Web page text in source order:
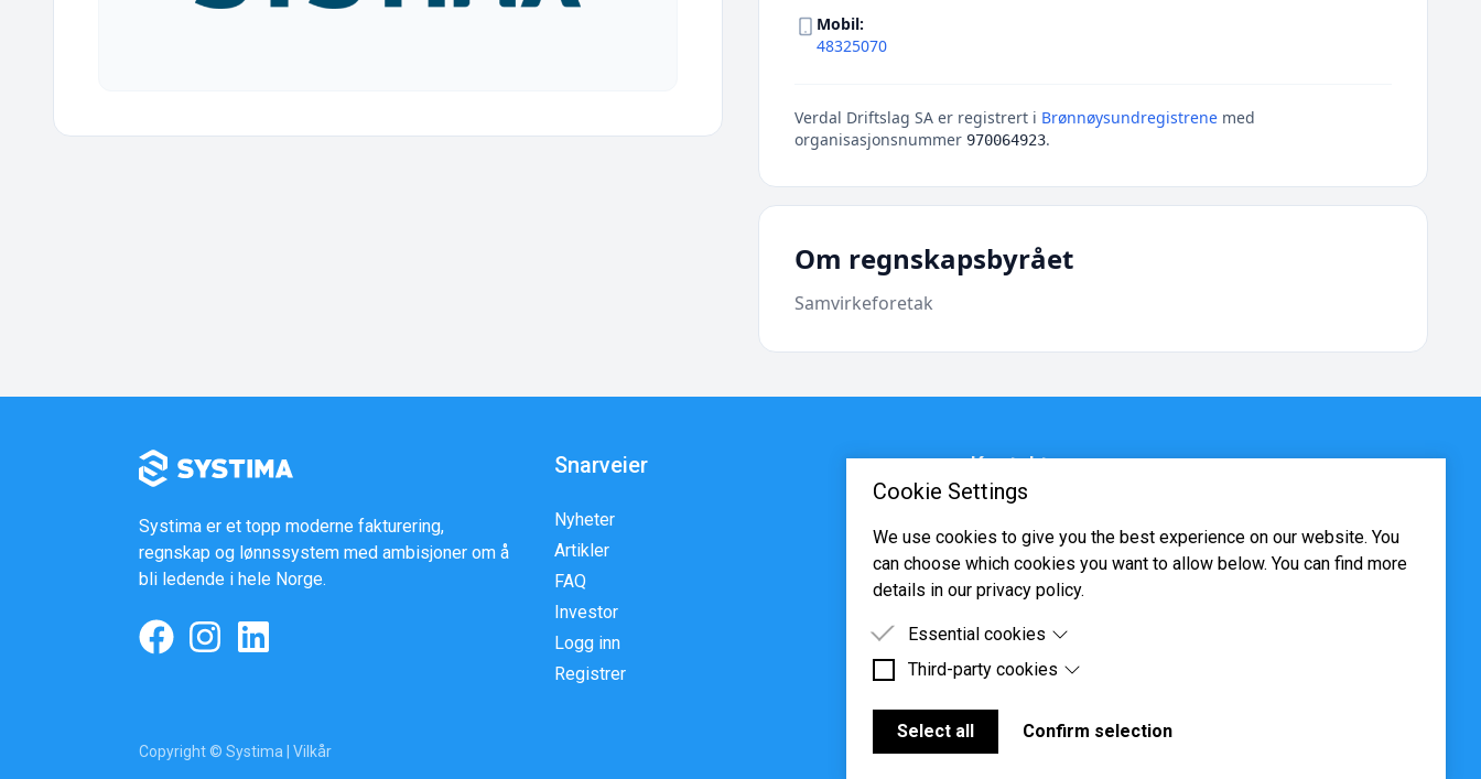
Mobil:
48325070
Verdal Driftslag SA er registrert i Brønnøysundregistrene med
organisasjonsnummer 970064923.
Om regnskapsbyrået
Samvirkeforetak
Cookie Settings
We use cookies to give you the best experience on our website. You
can choose which cookies you want to allow below. You can find more
details in our privacy policy.
Essential cookies
Essential cookies are cookies that are needed for the proper
Third-party cookies
Third-party cookies are cookies set by third-party software to enable
features such as Google Maps.
Select all Confirm selection
Systima er et topp moderne fakturering,
regnskap og lønnssystem med ambisjoner om å
bli ledende i hele Norge.
Snarveier
Nyheter
Artikler
FAQ
Investor
Logg inn
Registrer
Kontakt
post@systima.no
www.systima.no
Copyright © Systima | Vilkår